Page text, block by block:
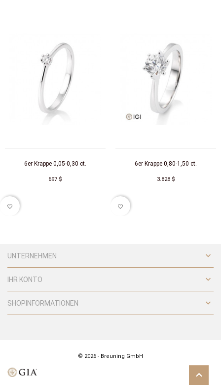
6er Krappe 0,05-0,30 ct.
697 $
favorite_border
6er Krappe 0,80-1,50 ct.
3.828 $
favorite_border
UNTERNEHMEN 
IHR KONTO 
SHOPINFORMATIONEN 
© 2026 - Breuning GmbH